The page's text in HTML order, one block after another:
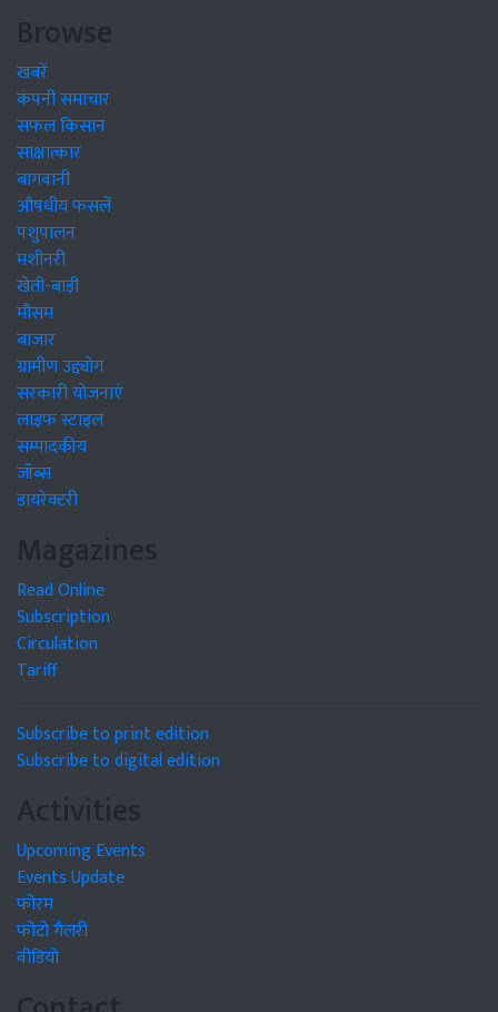
Browse
खबरें
कंपनी समाचार
सफल किसान
साक्षात्कार
बागवानी
औषधीय फसलें
पशुपालन
मशीनरी
खेती-बाड़ी
मौसम
बाजार
ग्रामीण उद्द्योग
सरकारी योजनाएं
लाइफ स्टाइल
सम्पादकीय
जॉब्स
डायरेक्टरी
Magazines
Read Online
Subscription
Circulation
Tariff
Subscribe to print edition
Subscribe to digital edition
Activities
Upcoming Events
Events Update
फोरम
फोटो गैलरी
वीडियो